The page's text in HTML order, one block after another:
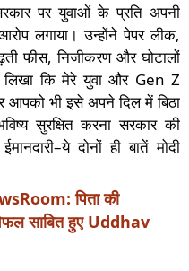
पर युवाओं के प्रति अपनी
लगाया। उन्होंने पेपर लीक,
फीस, निजीकरण और घोटालों
लिखा कि मेरे युवा और Gen Z
आपको भी इसे अपने दिल में बिठा
सुरक्षित करना सरकार की
दोनों ही बातें मोदी
पिता की
साबित हुए Uddhav